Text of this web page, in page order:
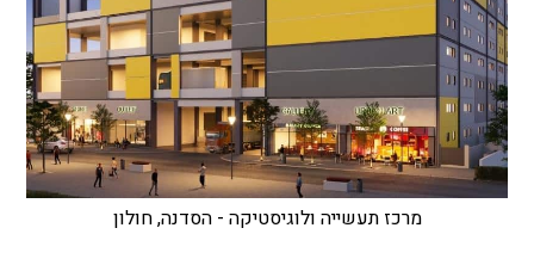
מרכז תעשייה ולוגיסטיקה - הסדנה, חולון